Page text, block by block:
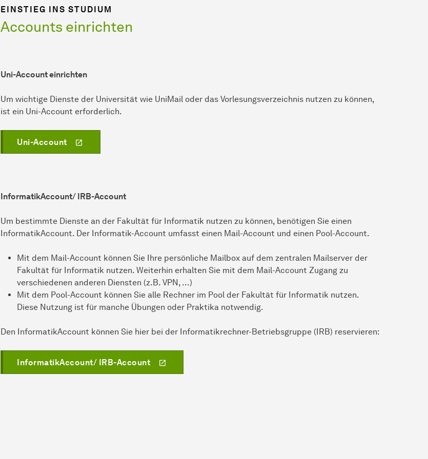
EINSTIEG INS STUDIUM
Accounts einrichten
Uni-Account einrichten
Um wichtige Dienste der Universität wie UniMail oder das Vorlesungsverzeichnis nutzen zu können,
ist ein Uni-Account erforderlich.
Uni-Account
InformatikAccount/ IRB-Account
Um bestimmte Dienste an der Fakultät für Informatik nutzen zu können, benötigen Sie einen
InformatikAccount. Der Informatik-Account umfasst einen Mail-Account und einen Pool-Account.
Mit dem Mail-Account können Sie Ihre persönliche Mailbox auf dem zentralen Mailserver der
Fakultät für Informatik nutzen. Weiterhin erhalten Sie mit dem Mail-Account Zugang zu
verschiedenen anderen Diensten (z.B. VPN, ...)
Mit dem Pool-Account können Sie alle Rechner im Pool der Fakultät für Informatik nutzen.
Diese Nutzung ist für manche Übungen oder Praktika notwendig.
Den InformatikAccount können Sie hier bei der Informatik­rechner-Betriebs­gruppe (IRB) reservieren:
InformatikAccount/ IRB-Account